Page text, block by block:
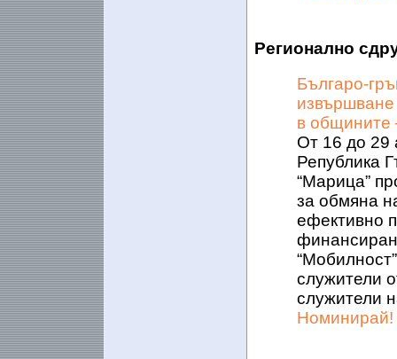
Регионално
Българо-
в общините
От 16 до 29
Република
“Марица”
за обмяна
ефективно
служители
служители
Номинирай!